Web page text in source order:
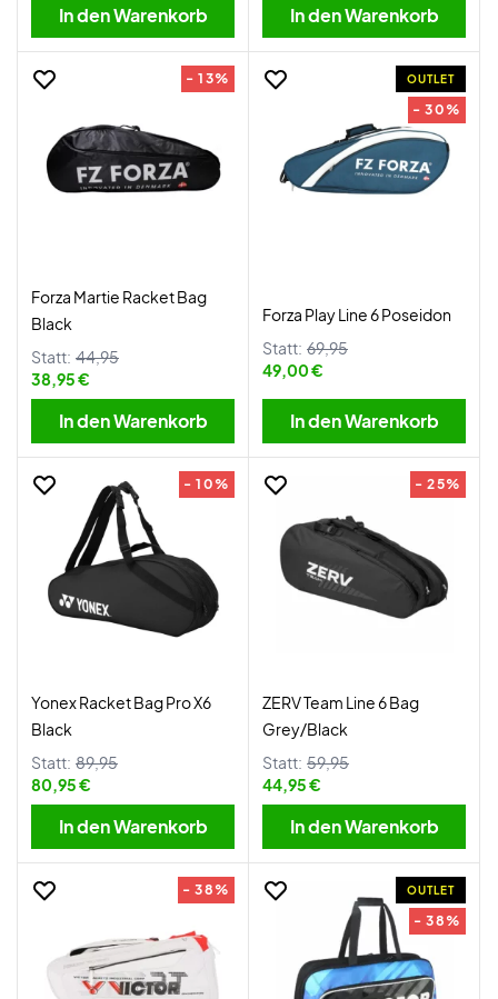
In den Warenkorb In den Warenkorb
- 13%
Forza Martie Racket Bag
Black
Statt: 44,95
38,95 €
In den Warenkorb
OUTLET
- 30%
Forza Play Line 6 Poseidon
Statt: 69,95
49,00 €
In den Warenkorb
- 10%
Yonex Racket Bag Pro X6
Black
Statt: 89,95
80,95 €
In den Warenkorb
- 25%
ZERV Team Line 6 Bag
Grey/Black
Statt: 59,95
44,95 €
In den Warenkorb
- 38% OUTLET
- 38%